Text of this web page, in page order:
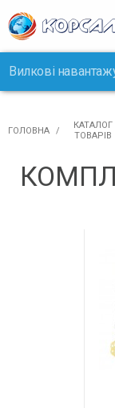
Вилкові
ГОЛОВНА
КАТАЛОГ
ТОВАРІВ